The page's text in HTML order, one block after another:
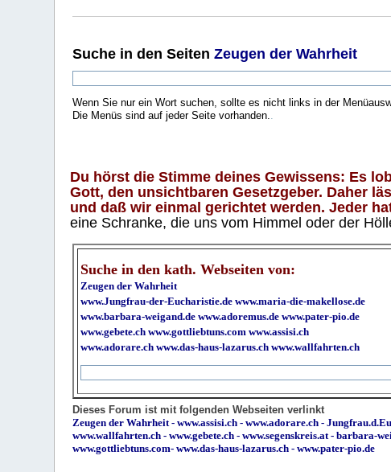
Suche in den SeitenZeugen der Wahrheit
Wenn Sie nur ein Wort suchen, sollte es nicht links in der
Die Menüs sind auf jeder Seite vorhanden.
Du hörst die Stimme deines Gewissens: Es
Gott, den unsichtbaren Gesetzgeber. Daher
und daß wir einmal gerichtet werden. Jeder
eine Schranke, die uns vom Himmel oder der
Suche in den kath. Webseiten von:
Zeugen der Wahrheit
www.Jungfrau-der-Eucharistie.de www.maria-die-makellose.de
www.barbara-weigand.de www.adoremus.de www.pater-pio.de
www.gebete.ch www.gottliebtuns.com www.assisi.ch
www.adorare.ch www.das-haus-lazarus.ch www.wallfahrten.ch
Dieses Forum ist mit folgenden Webseiten verlinkt
Zeugen der Wahrheit -www.assisi.ch -www.adorare.ch -
www.wallfahrten.ch -www.gebete.ch -www.segenskreis.at -barbara-
www.gottliebtuns.com-www.das-haus-lazarus.ch - www.pater-pio.de